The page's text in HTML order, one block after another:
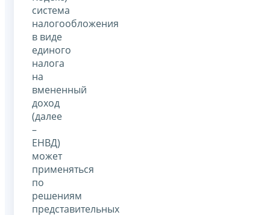
система
налогообложения
в виде
единого
налога
на
вмененный
доход
(далее
–
ЕНВД)
может
применяться
по
решениям
представительных